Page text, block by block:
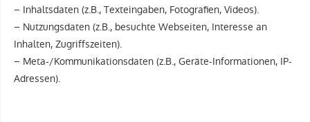
– Inhaltsdaten (z.B., Texteingaben, Fotografien, Videos).
– Nutzungsdaten (z.B., besuchte Webseiten, Interesse an
Inhalten, Zugriffszeiten).
– Meta-/Kommunikationsdaten (z.B., Geräte-Informationen, IP-
Adressen).